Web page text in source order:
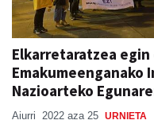
Elkarretaratzea
Emakumeenganako
Nazioarteko
Aiurri 2022 aza 25 URNIETA